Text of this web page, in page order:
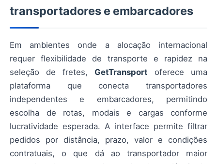
transportadores e embarcadores
Em ambientes onde a alocação internacional
requer flexibilidade de transporte e rapidez na
seleção de fretes, GetTransport oferece uma
plataforma que conecta transportadores
independentes e embarcadores, permitindo
escolha de rotas, modais e cargas conforme
lucratividade esperada. A interface permite filtrar
pedidos por distância, prazo, valor e condições
contratuais, o que dá ao transportador maior